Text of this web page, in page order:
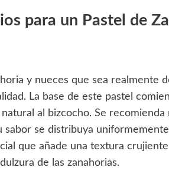
para un Pastel de
y nueces que sea realmente
La base de este pastel
al bizcocho. Se
se distribuya
que añade una textura
de las zanahorias.